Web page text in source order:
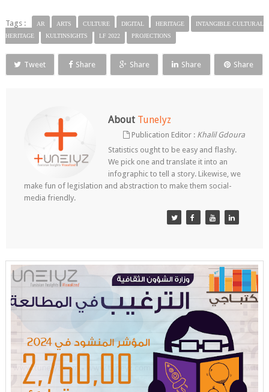
Tags : AR ARTS CULTURE DIGITAL HERITAGE
INTANGIBLE CULTURAL
HERITAGE
KULTINSIGHTS LF 2022 PROJECTIONS
Tweet Share Share Share Share
About Tunelyz
Publication Editor : Khalil Gdoura
Statistics ought to be easy and flashy.
We pick one and translate it into an
infographic to tell a story. Likewise, we
make fun of legislation and abstraction to make them social-
media friendly.